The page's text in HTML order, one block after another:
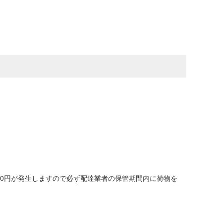
が発生しますので必ず配達業者の保管期間内に荷物を